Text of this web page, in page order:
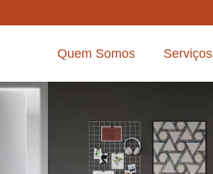
Quem Somos Serviços